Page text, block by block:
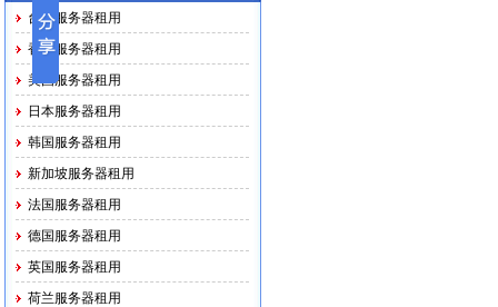
台湾服务器租用
香港服务器租用
美国服务器租用
日本服务器租用
韩国服务器租用
新加坡服务器租用
法国服务器租用
德国服务器租用
英国服务器租用
荷兰服务器租用